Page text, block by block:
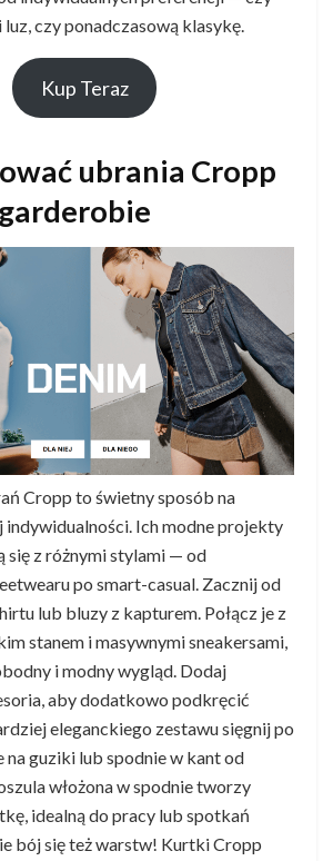
czy ponadczasową klasykę.
Kup Teraz
ubrania Cropp
Cropp to świetny sposób na
indywidualności. Ich modne projekty
się z różnymi stylami — od
po smart-casual. Zacznij od
lub bluzy z kapturem. Połącz je z
stanem i masywnymi sneakersami,
i modny wygląd. Dodaj
aby dodatkowo podkręcić
eleganckiego zestawu sięgnij po
na guziki lub spodnie w kant od
włożona w spodnie tworzy
idealną do pracy lub spotkań
bój się też warstw! Kurtki Cropp